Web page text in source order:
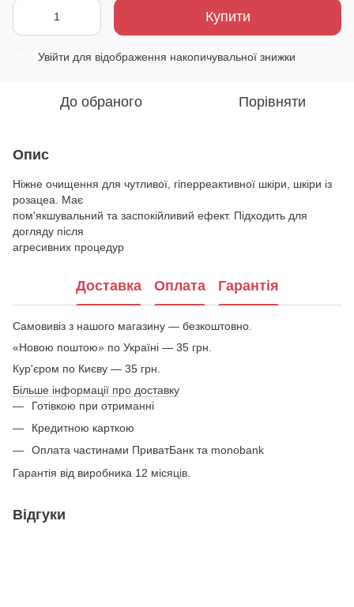
Купити
Увійти для відображення накопичувальної знижки
До обраного Порівняти
Опис
Ніжне очищення для чутливої, гіперреактивної шкіри, шкіри із
розацеа. Має
пом'якшувальний та заспокійливий ефект. Підходить для
догляду після
агресивних процедур
Доставка Оплата Гарантія
Самовивіз з нашого магазину — безкоштовно.
«Новою поштою» по Україні — 35 грн.
Кур'єром по Києву — 35 грн.
Більше інформації про доставку
Готівкою при отриманні
Кредитною карткою
Оплата частинами ПриватБанк та monobank
Гарантія від виробника 12 місяців.
Відгуки